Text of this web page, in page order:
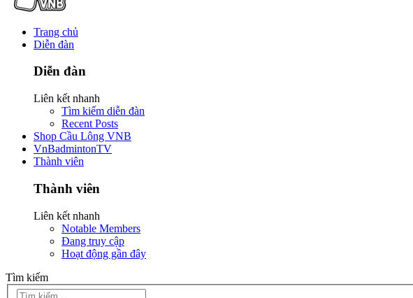
Trang chủ
Diễn đàn
Diễn đàn
Liên kết nhanh
Tìm kiếm diễn đàn
Recent Posts
Shop Cầu Lông VNB
VnBadmintonTV
Thành viên
Thành viên
Liên kết nhanh
Notable Members
Đang truy cập
Hoạt động gần đây
Tìm kiếm